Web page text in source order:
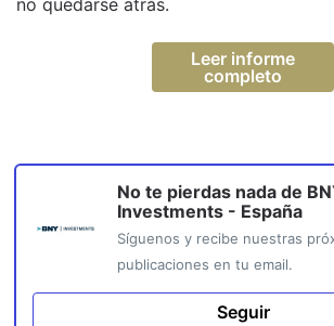
Leer informe
completo
No te pierdas nada de
Investments - España
Síguenos y recibe nuestras
publicaciones en tu email.
Seguir